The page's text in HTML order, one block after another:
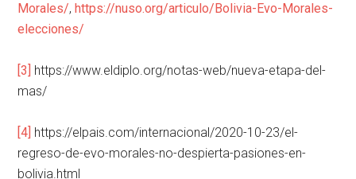
Morales/, https://nuso.org/articulo/Bolivia-Evo-Morales-
elecciones/
[3]
https://www.eldiplo.org/notas-web/nueva-etapa-del-
mas/
[4] https://elpais.com/internacional/2020-10-23/el-
regreso-de-evo-morales-no-despierta-pasiones-en-
bolivia.html